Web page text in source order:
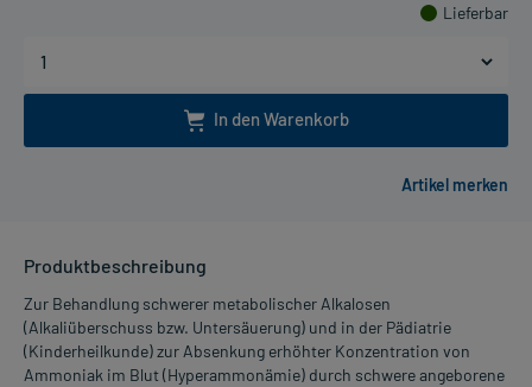
Lieferbar
In den Warenkorb
Produktbeschreibung
Zur Behandlung schwerer metabolischer Alkalosen
(Alkaliüberschuss bzw. Untersäuerung) und in der Pädiatrie
(Kinderheilkunde) zur Absenkung erhöhter Konzentration von
Ammoniak im Blut (Hyperammonämie) durch schwere angeborene